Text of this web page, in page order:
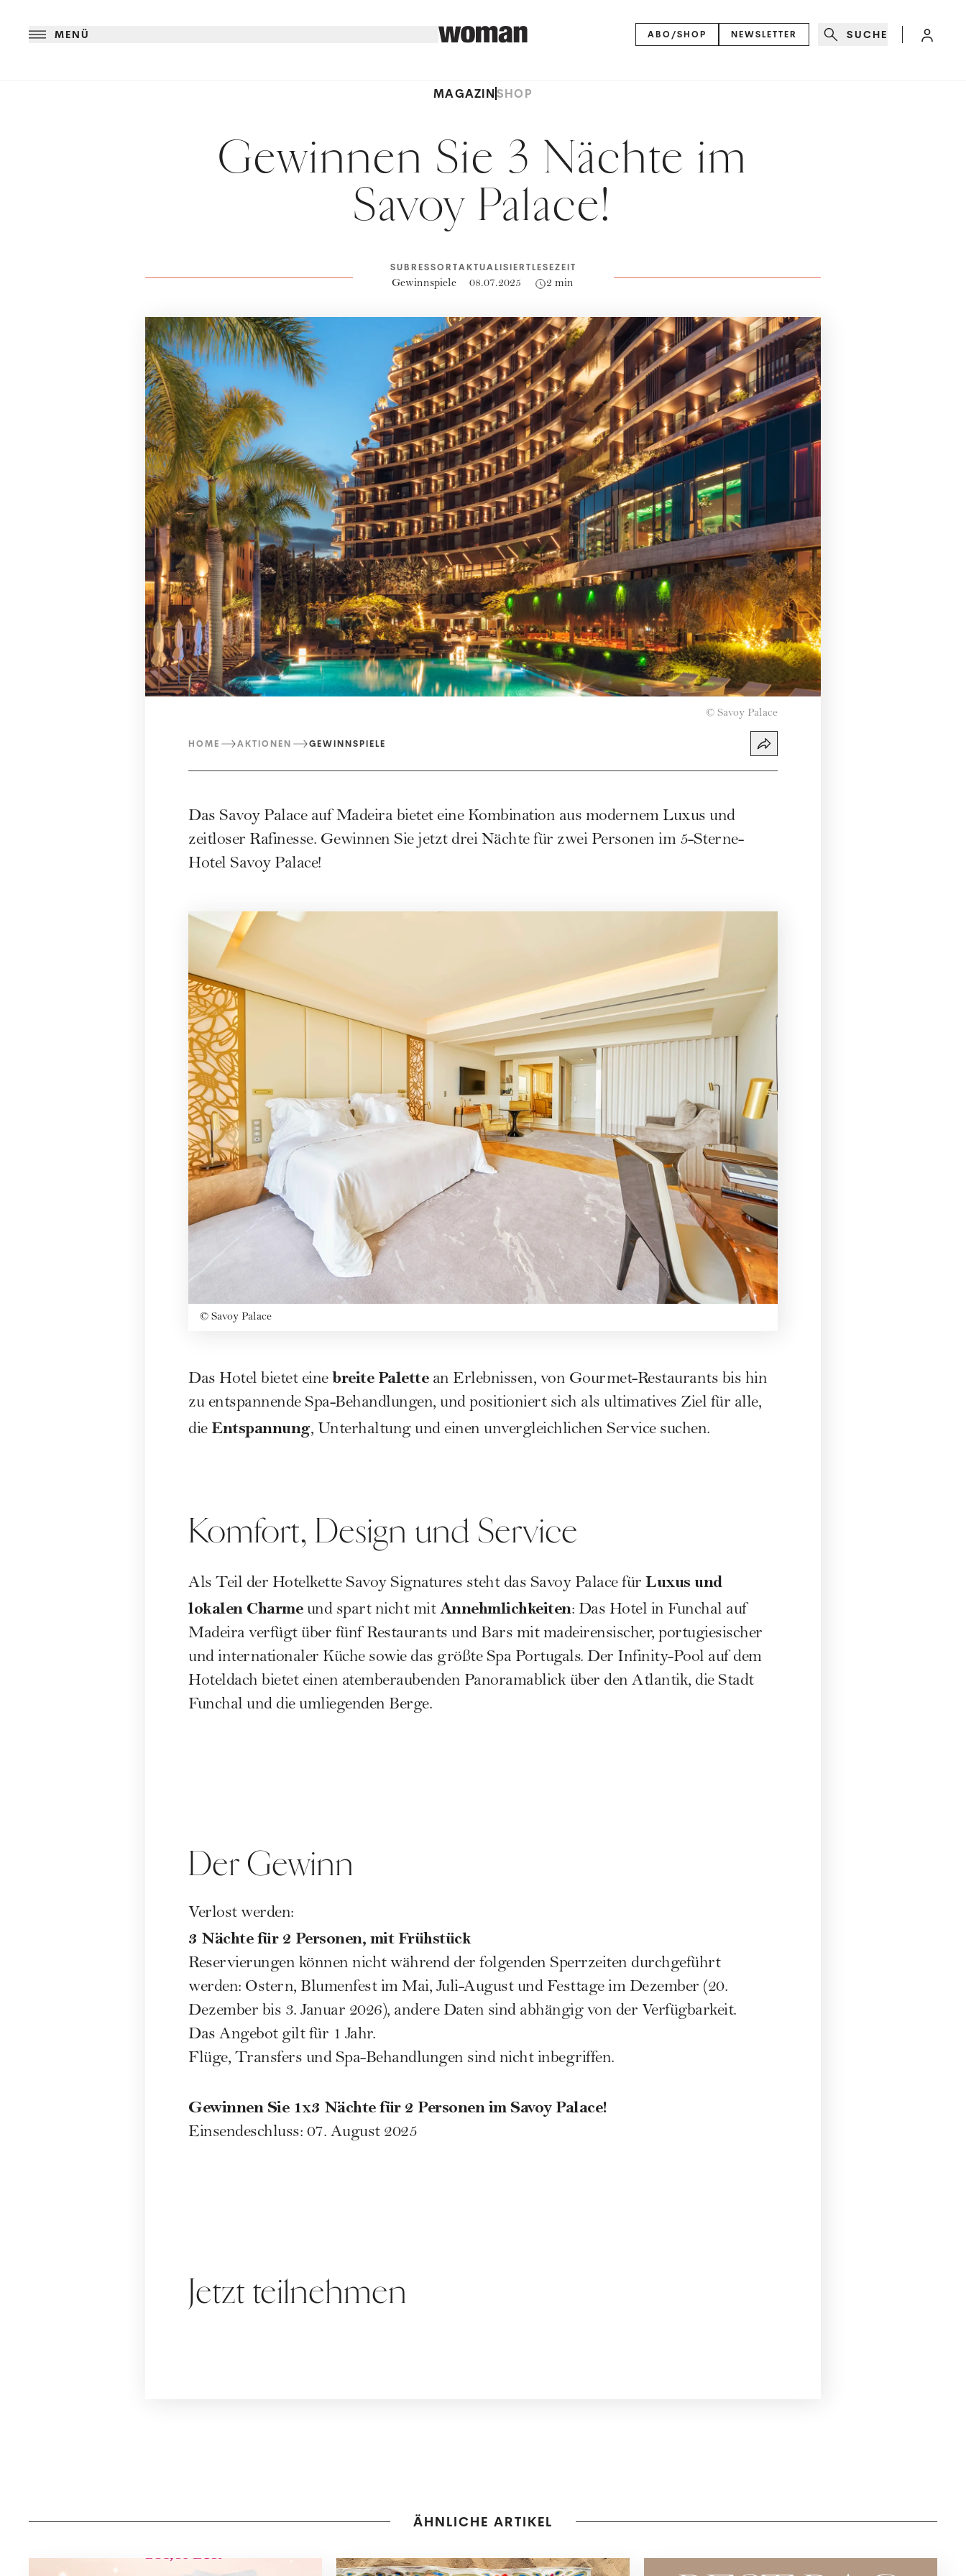
MENÜ ABO/SHOP NEWSLETTER SUCHE
MAGAZINSHOP
Gewinnen Sie 3 Nächte im
Savoy Palace!
SUBRESSORT
Gewinnspiele
AKTUALISIERT
08.07.2025
LESEZEIT
2 min
© Savoy Palace
HOME AKTIONEN GEWINNSPIELE
Das Savoy Palaceauf Madeira bietet eine Kombination aus modernem Luxus und
zeitloser Rafinesse. Gewinnen Sie jetzt drei Nächte für zwei Personen im 5-Sterne-
Hotel Savoy Palace!
© Savoy Palace
Das Hotel bietet eine breite Palettean Erlebnissen, von Gourmet-Restaurants bis hin
zu entspannende Spa-Behandlungen, und positioniert sich als ultimatives Ziel für alle,
die Entspannung, Unterhaltung und einen unvergleichlichen Service suchen.
Komfort, Design und Service
Als Teil der Hotelkette Savoy Signatures steht das Savoy Palace für Luxus und
lokalen Charmeund spart nicht mit Annehmlichkeiten: Das Hotel in Funchal auf
Madeira verfügt über fünf Restaurants und Bars mit madeirensischer, portugiesischer
und internationaler Küche sowie das größte Spa Portugals. Der Infinity-Pool auf dem
Hoteldach bietet einen atemberaubenden Panoramablick über den Atlantik, die Stadt
Funchal und die umliegenden Berge.
Der Gewinn
Verlost werden:
3 Nächte für 2 Personen, mit Frühstück
Reservierungen können nicht während der folgenden Sperrzeiten durchgeführt
werden: Ostern, Blumenfest im Mai, Juli-August und Festtage im Dezember (20.
Dezember bis 3. Januar 2026), andere Daten sind abhängig von der Verfügbarkeit.
Das Angebot gilt für 1 Jahr.
Flüge, Transfers und Spa-Behandlungen sind nicht inbegriffen.
Gewinnen Sie 1x3 Nächte für 2 Personen im Savoy Palace!
Einsendeschluss: 07. August 2025
Jetzt teilnehmen
ÄHNLICHE ARTIKEL